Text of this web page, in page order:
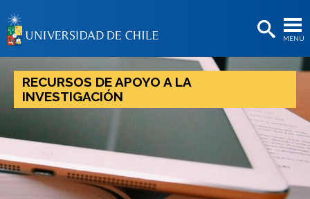
MENÚ
BIBLIOTECAS
LA UNIVERSIDAD
Académicas/os
Funcionarias/os
RECURSOS DE APOYO A LA
INVESTIGACIÓN